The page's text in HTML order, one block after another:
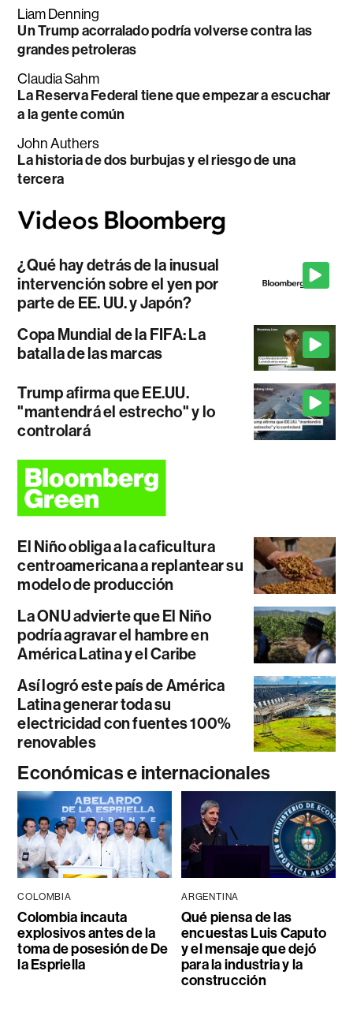
Liam Denning
Un Trump acorralado podría volverse contra las
grandes petroleras
Claudia Sahm
La Reserva Federal tiene que empezar a escuchar
a la gente común
John Authers
La historia de dos burbujas y el riesgo de una
tercera
¿Qué hay detrás de la inusual
intervención sobre el yen por
parte de EE. UU. y Japón?
Copa Mundial de la FIFA: La
batalla de las marcas
Trump afirma que EE.UU.
"mantendrá el estrecho" y lo
controlará
El Niño obliga a la caficultura
centroamericana a replantear su
modelo de producción
La ONU advierte que El Niño
podría agravar el hambre en
América Latina y el Caribe
Así logró este país de América
Latina generar toda su
electricidad con fuentes 100%
renovables
Económicas e internacionales
COLOMBIA
Colombia incauta
explosivos antes de la
toma de posesión de De
la Espriella
ARGENTINA
Qué piensa de las
encuestas Luis Caputo
y el mensaje que dejó
para la industria y la
construcción